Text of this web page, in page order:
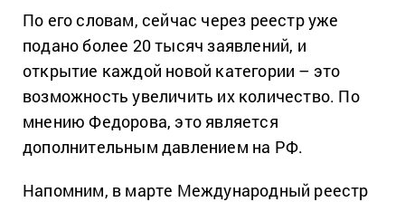
По его словам, сейчас через реестр уже
подано более 20 тысяч заявлений, и
открытие каждой новой категории – это
возможность увеличить их количество. По
мнению Федорова, это является
дополнительным давлением на РФ.
Напомним, в марте Международный реестр